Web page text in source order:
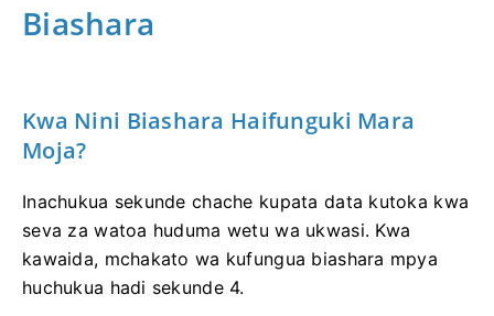
Biashara
Kwa Nini Biashara Haifunguki Mara
Moja?
Inachukua sekunde chache kupata data kutoka kwa
seva za watoa huduma wetu wa ukwasi. Kwa
kawaida, mchakato wa kufungua biashara mpya
huchukua hadi sekunde 4.